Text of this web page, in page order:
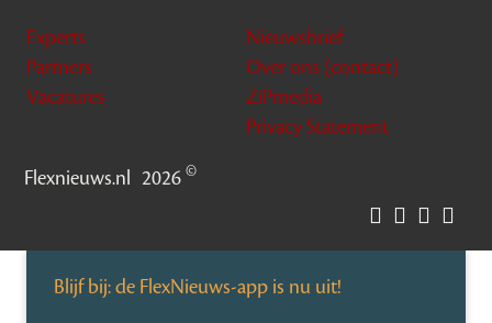
Experts
Partners
Vacatures
Nieuwsbrief
Over ons (contact)
ZiPmedia
Privacy Statement
Flexnieuws.nl 2026©
Blijf bij: de FlexNieuws-app is nu uit!